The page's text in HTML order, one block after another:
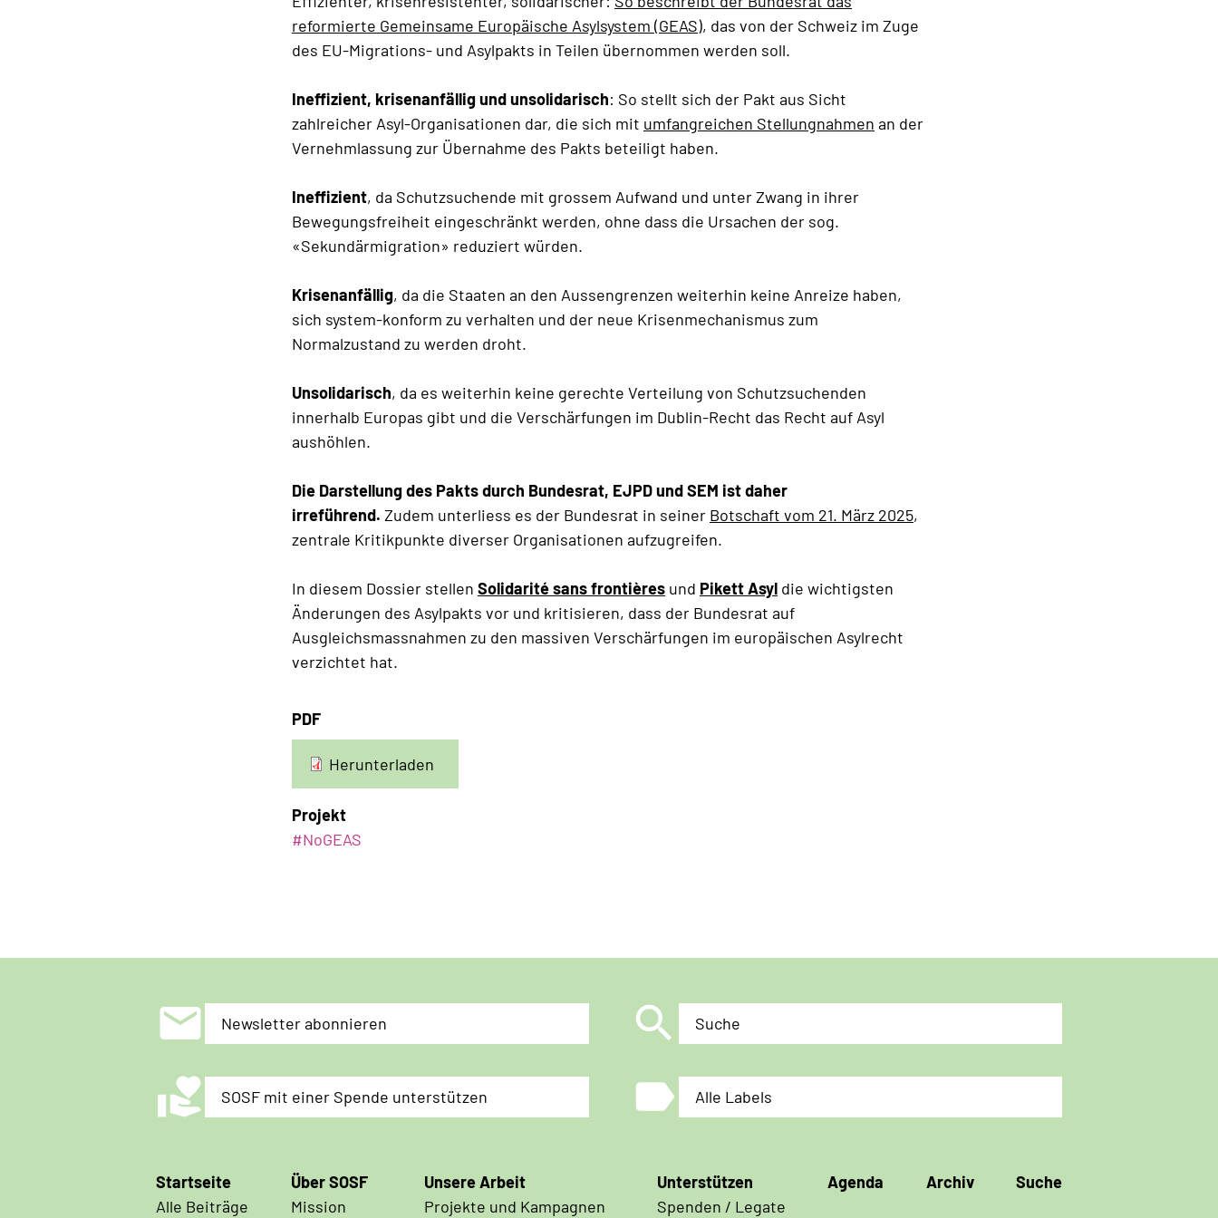
reformierte Gemeinsame Europäische Asylsystem (GEAS), das von der Schweiz im Zuge
des EU-Migrations- und Asylpakts in Teilen übernommen werden soll.
Ineffizient, krisenanfällig und unsolidarisch: So stellt sich der Pakt aus Sicht
zahlreicher Asyl-Organisationen dar, die sich mit umfangreichen Stellungnahmen an der
Vernehmlassung zur Übernahme des Pakts beteiligt haben.
Ineffizient, da Schutzsuchende mit grossem Aufwand und unter Zwang in ihrer
Bewegungsfreiheit eingeschränkt werden, ohne dass die Ursachen der sog.
«Sekundärmigration» reduziert würden.
Krisenanfällig, da die Staaten an den Aussengrenzen weiterhin keine Anreize haben,
sich system-konform zu verhalten und der neue Krisenmechanismus zum
Normalzustand zu werden droht.
Unsolidarisch, da es weiterhin keine gerechte Verteilung von Schutzsuchenden
innerhalb Europas gibt und die Verschärfungen im Dublin-Recht das Recht auf Asyl
aushöhlen.
Die Darstellung des Pakts durch Bundesrat, EJPD und SEM ist daher
irreführend. Zudem unterliess es der Bundesrat in seiner Botschaft vom 21. März 2025,
zentrale Kritikpunkte diverser Organisationen aufzugreifen.
In diesem Dossier stellen Solidarité sans frontières und Pikett Asyl die wichtigsten
Änderungen des Asylpakts vor und kritisieren, dass der Bundesrat auf
Ausgleichsmassnahmen zu den massiven Verschärfungen im europäischen Asylrecht
verzichtet hat.
PDF
Herunterladen
Projekt
#NoGEAS
mail Newsletter abonnieren search Suche
volunteer_activism SOSF mit einer Spende unterstützen label Alle Labels
Hauptnavigation
Startseite
Alle Beiträge
Über SOSF
Mission
Unsere Arbeit
Projekte und Kampagnen
Unterstützen
Spenden / Legate
Agenda Archiv Suche